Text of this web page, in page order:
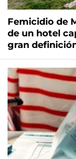
Femicidio de
de un hotel
gran